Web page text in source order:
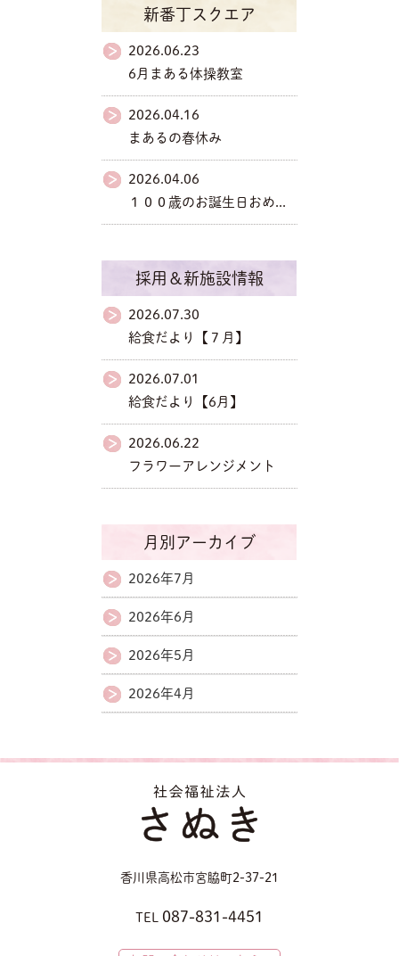
新番丁スクエア
2026.06.23
6月まある体操教室
2026.04.16
まあるの春休み
2026.04.06
１００歳のお誕生日おめ...
採用＆新施設情報
2026.07.30
給食だより【７月】
2026.07.01
給食だより【6月】
2026.06.22
フラワーアレンジメント
月別アーカイブ
2026年7月
2026年6月
2026年5月
2026年4月
香川県高松市宮脇町2-37-21
TEL 087-831-4451